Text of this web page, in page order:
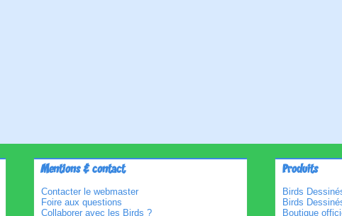
Mentions & contact
Contacter le webmaster
Foire aux questions
Collaborer avec les Birds ?
Produits
Birds
Birds
Boutique